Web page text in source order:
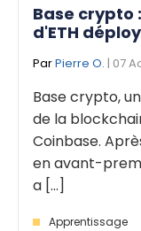
Base crypto
d'ETH
ParPierre O. | 07
Base crypto,
de la
Coinbase.
en avant-
a [...]
Apprentissage